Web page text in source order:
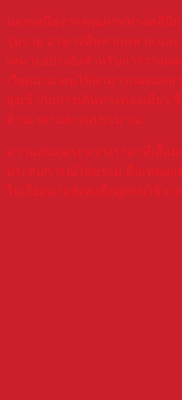
นอกเหนือจากคุณภาพทางคลินิ
รุ่มรวย อาหารที่หลากหลาย แล
เหมาะอย่างยิ่งสำหรับการวาง
เวียดนาม คนไข้สามารถผสมผ
สูงเข้ากับการเดินทางท่องเที่ยว
ด้านเวลาและงบประมาณ
ความสมดุลระหว่างราคาที่เอื้อ
ประสบการณ์โดยรวม คือเหตุผล
ในเวียดนามยังคงดึงดูดคนไข้จ